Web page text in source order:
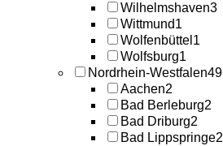
Wilhelmshaven3
Wittmund1
Wolfenbüttel 1
Wolfsburg1
Nordrhein-Westfalen49
Aachen2
Bad Berleburg2
Bad Driburg2
Bad Lippspringe2